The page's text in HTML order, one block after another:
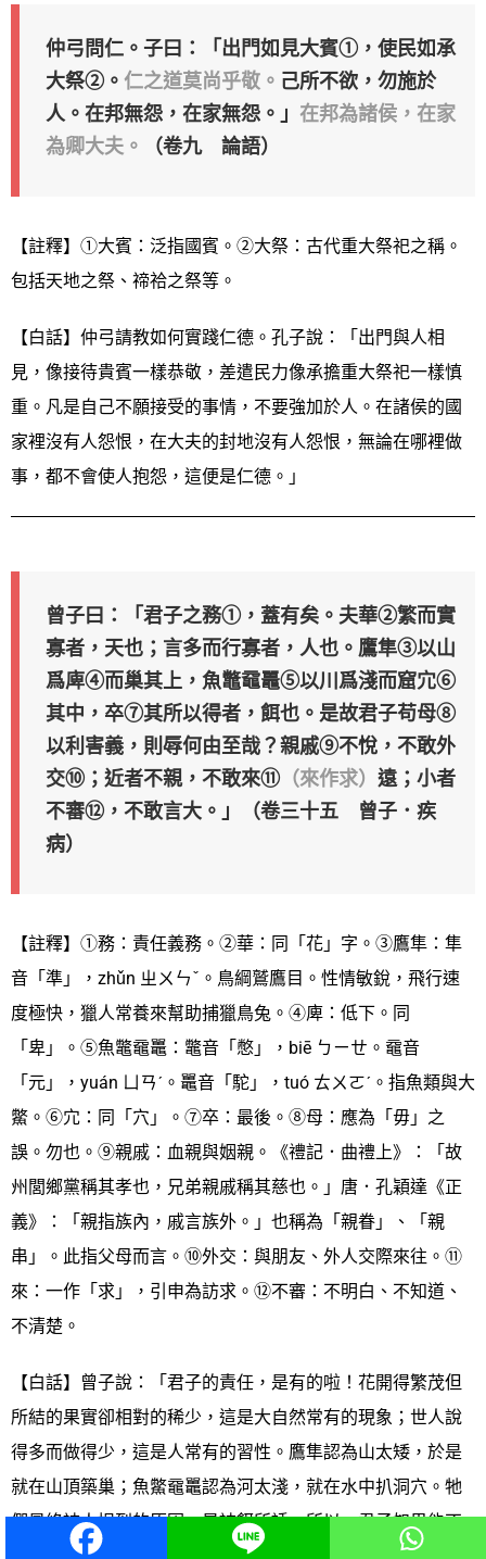
仲弓問仁。子曰：「出門如見大賓①，使民如承
大祭②。 仁之道莫尚乎敬。 己所不欲，勿施於
人。在邦無怨，在家無怨。」 在邦為諸侯，在家
為卿大夫。
（卷九 論語）
【註釋】①大賓：泛指國賓。②大祭：古代重大祭祀之稱。
包括天地之祭、禘祫之祭等。
【白話】仲弓請教如何實踐仁德。孔子說：「出門與人相
見，像接待貴賓一樣恭敬，差遣民力像承擔重大祭祀一樣慎
重。凡是自己不願接受的事情，不要強加於人。在諸侯的國
家裡沒有人怨恨，在大夫的封地沒有人怨恨，無論在哪裡做
事，都不會使人抱怨，這便是仁德。」
曾子曰：「君子之務①，蓋有矣。夫華②繁而實
寡者，天也；言多而行寡者，人也。鷹隼③以山
爲庳④而巢其上，魚鼈黿鼉⑤以川爲淺而窟宂⑥
其中，卒⑦其所以得者，餌也。是故君子苟母⑧
以利害義，則辱何由至哉？親戚⑨不悅，不敢外
交⑩；近者不親，不敢來⑪ （來作求） 遠；小者
不審⑫，不敢言大。」（卷三十五 曾子．疾
病）
【註釋】①務：責任義務。②華：同「花」字。③鷹隼：隼
音「準」，zhǔn ㄓㄨㄣˇ。鳥綱鷲鷹目。性情敏銳，飛行速
度極快，獵人常養來幫助捕獵鳥兔。④庳：低下。同
「卑」。⑤魚鼈黿鼉：鼈音「憋」，biē ㄅㄧㄝ。黿音
「元」，yuán ㄩㄢˊ。鼉音「駝」，tuó ㄊㄨㄛˊ。指魚類與大
鱉。⑥宂：同「穴」。⑦卒：最後。⑧母：應為「毋」之
誤。勿也。⑨親戚：血親與姻親。《禮記．曲禮上》：「故
州閭鄉黨稱其孝也，兄弟親戚稱其慈也。」唐．孔穎達《正
義》：「親指族內，戚言族外。」也稱為「親眷」、「親
串」。此指父母而言。⑩外交：與朋友、外人交際來往。⑪
來：一作「求」，引申為訪求。⑫不審：不明白、不知道、
不清楚。
【白話】曾子說：「君子的責任，是有的啦！花開得繁茂但
所結的果實卻相對的稀少，這是大自然常有的現象；世人說
得多而做得少，這是人常有的習性。鷹隼認為山太矮，於是
就在山頂築巢；魚鱉黿鼉認為河太淺，就在水中扒洞穴。牠
們最終被人捉到的原因，是被餌所誘。所以，君子如果能不